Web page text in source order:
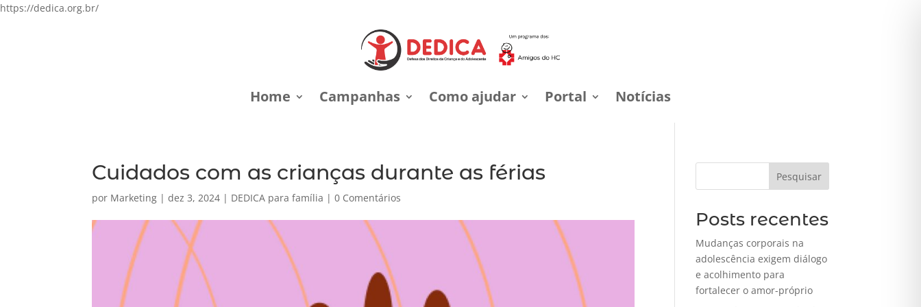
https://dedica.org.br/
Home Campanhas Como ajudar Portal Notícias
Cuidados com as crianças durante as férias
por Marketing |dez 3, 2024 | DEDICA para família |0 Comentários
Pesquisar
Posts recentes
Mudanças corporais na
adolescência exigem diálogo
e acolhimento para
fortalecer o amor-próprio